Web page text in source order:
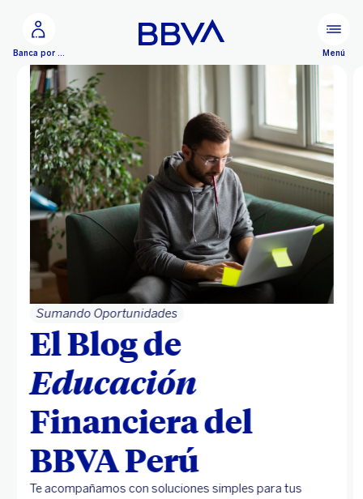
Banca por Internet Menú
Sumando Oportunidades
El Blog de
Educación
Financiera del
BBVA Perú
Te acompañamos con soluciones simples para tus